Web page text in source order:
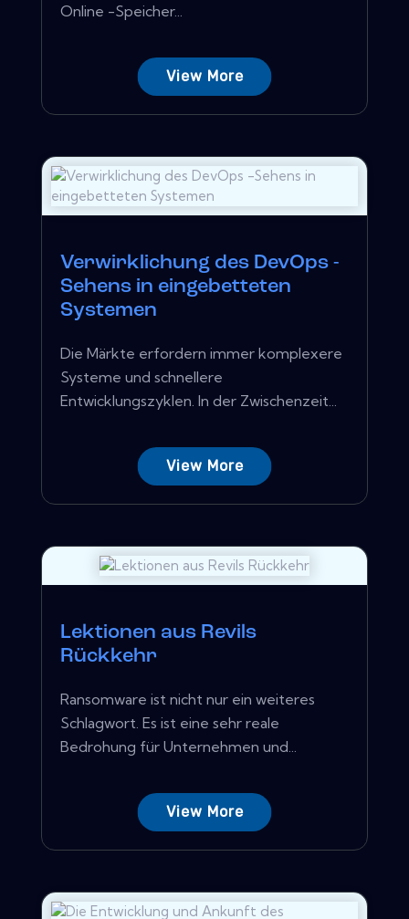
Online -Speicher...
View More
Verwirklichung des DevOps -
Sehens in eingebetteten
Systemen
Die Märkte erfordern immer komplexere
Systeme und schnellere
Entwicklungszyklen. In der Zwischenzeit...
View More
Lektionen aus Revils
Rückkehr
Ransomware ist nicht nur ein weiteres
Schlagwort. Es ist eine sehr reale
Bedrohung für Unternehmen und...
View More